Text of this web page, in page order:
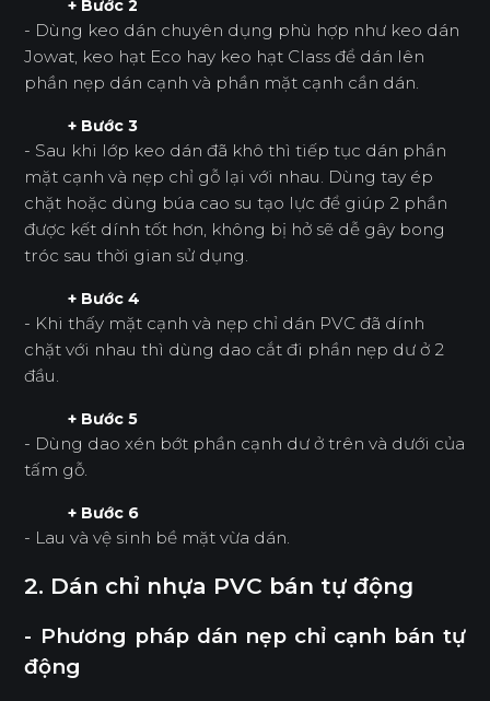
+ Bước 2
- Dùng keo dán chuyên dụng phù hợp như keo dán
Jowat, keo hạt Eco hay keo hạt Class để dán lên
phần nẹp dán cạnh và phần mặt cạnh cần dán.
+ Bước 3
- Sau khi lớp keo dán đã khô thì tiếp tục dán phần
mặt cạnh và nẹp chỉ gỗ lại với nhau. Dùng tay ép
chặt hoặc dùng búa cao su tạo lực để giúp 2 phần
được kết dính tốt hơn, không bị hở sẽ dễ gây bong
tróc sau thời gian sử dụng.
+ Bước 4
- Khi thấy mặt cạnh và nẹp chỉ dán PVC đã dính
chặt với nhau thì dùng dao cắt đi phần nẹp dư ở 2
đầu.
+ Bước 5
- Dùng dao xén bớt phần cạnh dư ở trên và dưới của
tấm gỗ.
+ Bước 6
- Lau và vệ sinh bề mặt vừa dán.
2. Dán chỉ nhựa PVC bán tự động
- Phương pháp dán nẹp chỉ cạnh bán tự
động